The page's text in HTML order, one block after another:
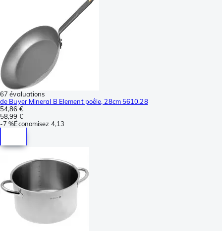
67 évaluations
de Buyer Mineral B Element poêle, 28cm 5610.28
54,86 €
58,99 €
-7 %Économisez 4,13